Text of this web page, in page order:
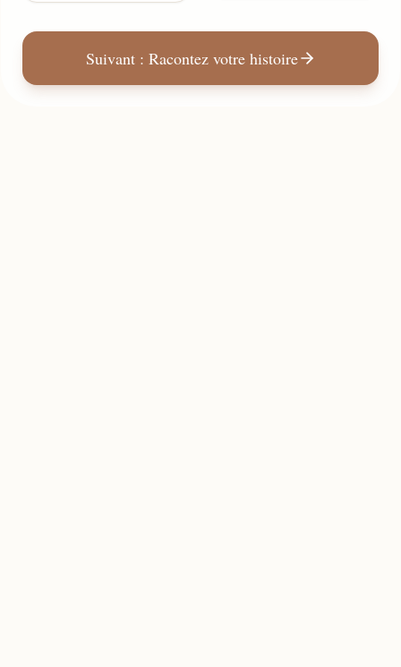
Suivant : Racontez votre histoire